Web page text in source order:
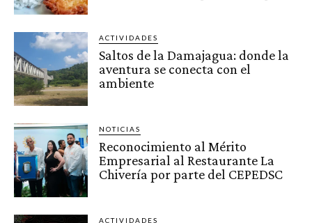
ACTIVIDADES
Saltos de la Damajagua: donde la
aventura se conecta con el
ambiente
NOTICIAS
Reconocimiento al Mérito
Empresarial al Restaurante La
Chivería por parte del CEPEDSC
ACTIVIDADES